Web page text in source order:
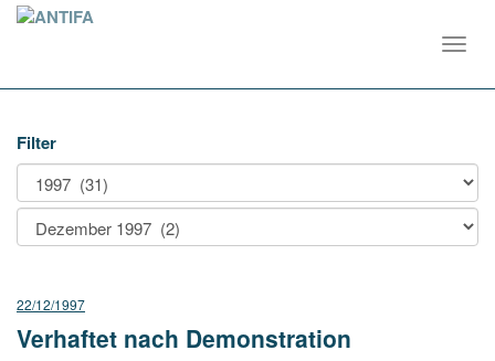
Filter
22/12/1997
Verhaftet nach Demonstration